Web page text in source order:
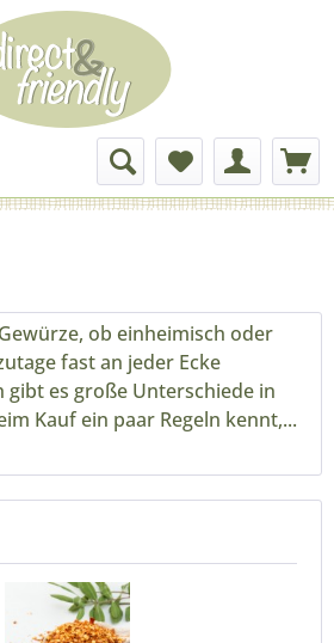
Gewürze, ob einheimisch oder
fast an jeder Ecke
es große Unterschiede in
Kauf ein paar Regeln kennt,...